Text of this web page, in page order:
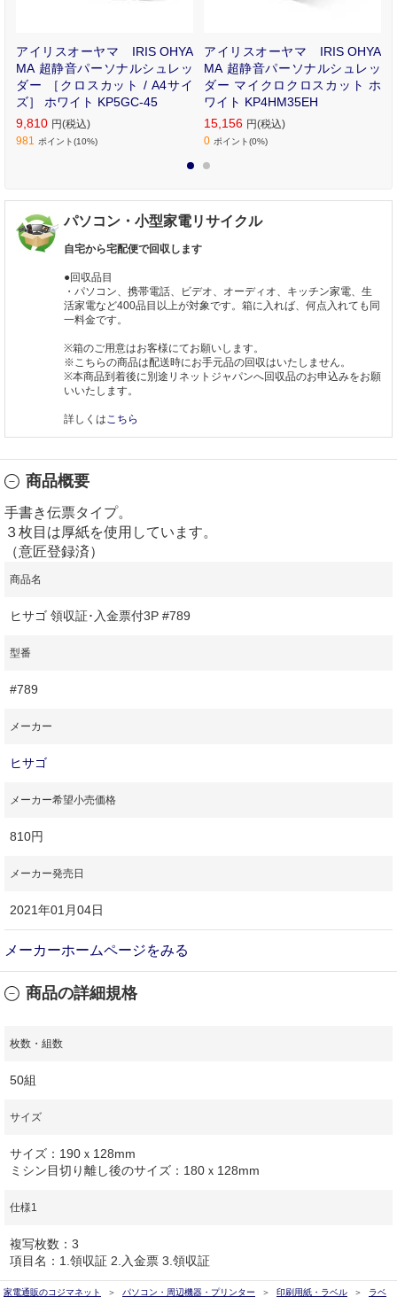
アイリスオーヤマ IRIS OHYA
MA 超静音パーソナルシュレッ
ダー ［クロスカット / A4サイ
ズ］ ホワイト KP5GC-45
9,810 円(税込)
981
ポイント(10%)
アイリスオーヤマ IRIS OHYA
MA 超静音パーソナルシュレッ
ダー マイクロクロスカット ホ
ワイト KP4HM35EH
15,156 円(税込)
0 ポイント(0%)
パソコン・小型家電リサイクル
自宅から宅配便で回収します
●回収品目
・パソコン、携帯電話、ビデオ、オーディオ、キッチン家電、生
活家電など400品目以上が対象です。箱に入れば、何点入れても同
一料金です。
※箱のご用意はお客様にてお願いします。
※こちらの商品は配送時にお手元品の回収はいたしません。
※本商品到着後に別途リネットジャパンへ回収品のお申込みをお願
いいたします。
詳しくは こちら
商品概要
手書き伝票タイプ。
３枚目は厚紙を使用しています。
（意匠登録済）
商品名
ヒサゴ 領収証･入金票付3P #789
型番
#789
メーカー
ヒサゴ
メーカー希望小売価格
810円
メーカー発売日
2021年01月04日
メーカーホームページをみる
商品の詳細規格
枚数・組数
50組
サイズ
サイズ：190ｘ128mm
ミシン目切り離し後のサイズ：180ｘ128mm
仕様1
複写枚数：3
項目名：1.領収証 2.入金票 3.領収証
家電通販のコジマネット パソコン・周辺機器・プリンター 印刷用紙・ラベル
ラベ